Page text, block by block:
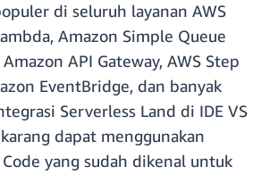
di seluruh layanan AWS
Amazon Simple Queue
API Gateway, AWS Step
EventBridge, dan banyak
Serverless Land di IDE VS
dapat menggunakan
yang sudah dikenal untuk